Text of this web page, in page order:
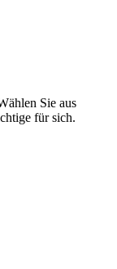
Sie aus
für sich.